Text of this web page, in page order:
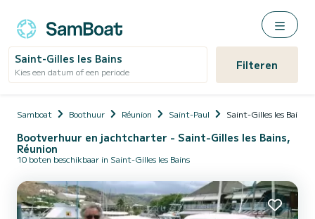
Saint-Gilles les Bains
Kies een datum of een periode Filteren
Samboat Boothuur Réunion Saint-Paul Saint-Gilles les Bains
Bootverhuur en jachtcharter - Saint-Gilles les Bains,
Réunion
10 boten beschikbaar in Saint-Gilles les Bains